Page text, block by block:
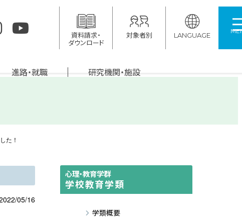
資料請求・
ダウンロード
対象者別 LANGUAGE
進路・就職 研究機関・施設
た！
05/16
心理・教育学群
学校教育学類
学類概要